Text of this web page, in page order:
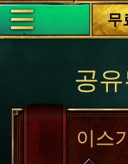
무
공
이스